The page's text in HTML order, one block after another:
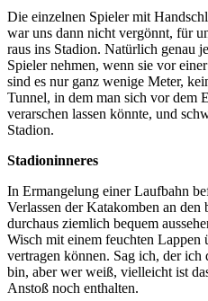
Die einzelnen Spieler mit
war uns dann nicht vergönnt, für
raus ins Stadion. Natürlich genau
Spieler nehmen, wenn sie vor
sind es nur ganz wenige Meter,
Tunnel, in dem man sich vor dem
verarschen lassen könnte, und
Stadion.
Stadioninneres
In Ermangelung einer Laufbahn
Verlassen der Katakomben an
durchaus ziemlich bequem
Wisch mit einem feuchten Lappen
vertragen können. Sag ich, der
bin, aber wer weiß, vielleicht ist
Anstoß noch enthalten.